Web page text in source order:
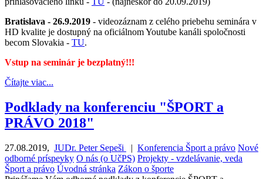
Bratislava - 26.9.2019 - videozáznam z celého priebehu seminára v
HD kvalite je dostupný na oficiálnom Youtube kanáli spoločnosti
becom Slovakia - TU.
Vstup na seminár je bezplatný!!!
Čítajte viac...
Podklady na konferenciu "ŠPORT a
PRÁVO 2018"
27.08.2019, JUDr. Peter Sepeši | Konferencia Šport a právo Nové
odborné príspevky O nás (o UčPS) Projekty - vzdelávanie, veda
Šport a právo Úvodná stránka Zákon o športe